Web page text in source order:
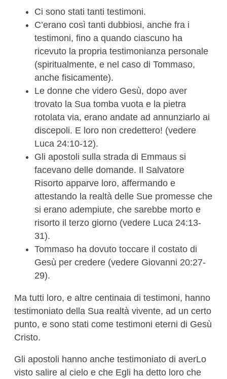
Ci sono stati tanti testimoni.
C’erano così tanti dubbiosi, anche fra i
testimoni, fino a quando ciascuno ha
ricevuto la propria testimonianza personale
(spiritualmente, e nel caso di Tommaso,
anche fisicamente).
Le donne che videro Gesù, dopo aver
trovato la Sua tomba vuota e la pietra
rotolata via, erano andate ad annunziarlo ai
discepoli. E loro non credettero! (vedere
Luca 24:10-12).
Gli apostoli sulla strada di Emmaus si
facevano delle domande. Il Salvatore
Risorto apparve loro, affermando e
attestando la realtà delle Sue promesse che
si erano adempiute, che sarebbe morto e
risorto il terzo giorno (vedere Luca 24:13-
31).
Tommaso ha dovuto toccare il costato di
Gesù per credere (vedere Giovanni 20:27-
29).
Ma tutti loro, e altre centinaia di testimoni, hanno
testimoniato della Sua realtà vivente, ad un certo
punto, e sono stati come testimoni eterni di Gesù
Cristo.
Gli apostoli hanno anche testimoniato di averLo
visto salire al cielo e che Egli ha detto loro che